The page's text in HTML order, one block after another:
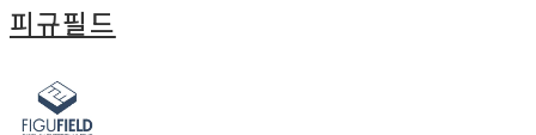
피규필드